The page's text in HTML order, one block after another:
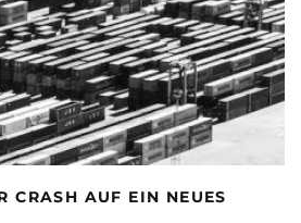
CRASH AUF EIN NEUES